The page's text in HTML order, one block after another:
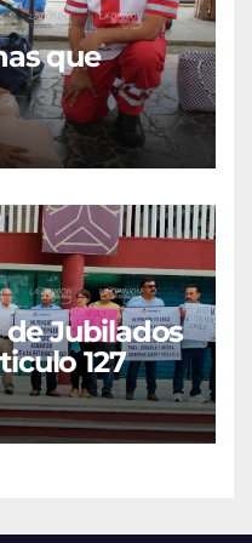
que
mueren
Jubilados
127